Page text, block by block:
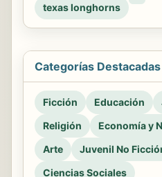
texas longhorns
Categorías Destacadas
Ficción Educación
Religión
Economía y
Arte
Juvenil No
Ciencias Sociales